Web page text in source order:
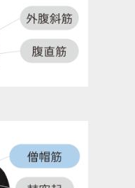
作で働く筋肉。こ
やすくなる。
側へのブレを防